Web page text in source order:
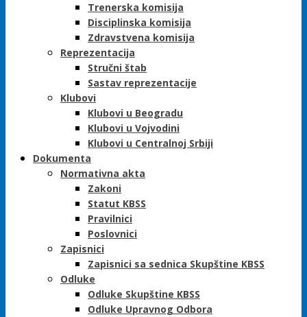
Trenerska komisija
Disciplinska komisija
Zdravstvena komisija
Reprezentacija
Stručni štab
Sastav reprezentacije
Klubovi
Klubovi u Beogradu
Klubovi u Vojvodini
Klubovi u Centralnoj Srbiji
Dokumenta
Normativna akta
Zakoni
Statut KBSS
Pravilnici
Poslovnici
Zapisnici
Zapisnici sa sednica Skupštine KBSS
Odluke
Odluke Skupštine KBSS
Odluke Upravnog Odbora